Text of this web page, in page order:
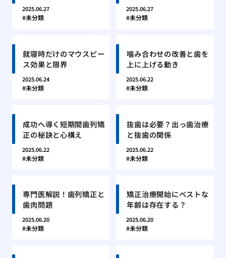
2025.06.27
未分類
2025.06.27
未分類
就寝時だけのマウスピー
ス効果と限界
2025.06.24
未分類
噛み合わせの改善と歯を
上に上げる動き
2025.06.22
未分類
成功へ導く短期間歯列矯
正の秘訣と心構え
2025.06.22
未分類
抜歯は必要？出っ歯治療
と抜歯の関係
2025.06.22
未分類
専門医解説！歯列矯正と
歯肉問題
2025.06.20
未分類
矯正治療開始にベストな
年齢は存在する？
2025.06.20
未分類